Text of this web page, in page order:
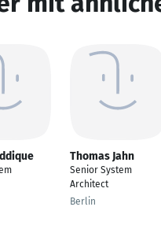
Thomas Jahn
Senior System
Architect
Berlin